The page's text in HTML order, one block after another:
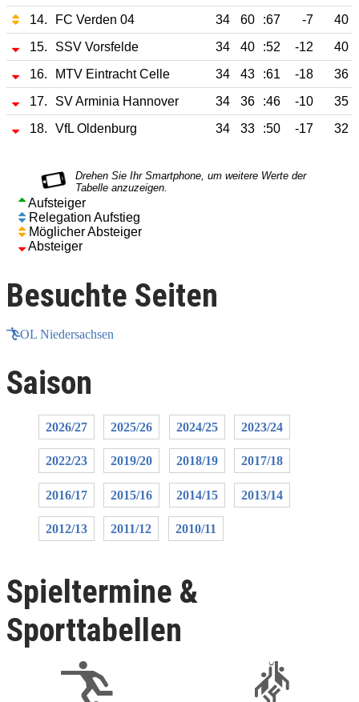
14.
FC Verden 04 34 60 :67 -7
40
15.
SSV Vorsfelde 34 40 :52 -12
40
16.
MTV Eintracht Celle 34 43 :61 -18
36
17.
SV Arminia Hannover 34 36 :46 -10
35
18.
VfL Oldenburg 34 33 :50 -17 32
Aufsteiger
Relegation Aufstieg
Möglicher Absteiger
Absteiger
Besuchte Seiten
OL Niedersachsen
Saison
2026/27 2025/26 2024/25 2023/24
2022/23 2019/20 2018/19 2017/18
2016/17 2015/16 2014/15 2013/14
2012/13 2011/12 2010/11
Spieltermine &
Sporttabellen